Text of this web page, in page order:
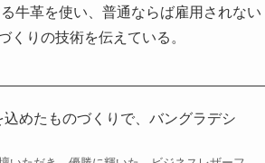
牛革を使い、普通ならば雇用されない
りの技術を伝えている。
めたものづくりで、バングラデシ